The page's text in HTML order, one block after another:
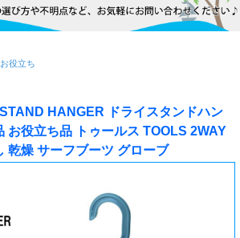
役立ち
HANGER ドライスタンドハン
お役立ち品 トゥールス TOOLS 2WAY
乾燥 サーフブーツ グローブ